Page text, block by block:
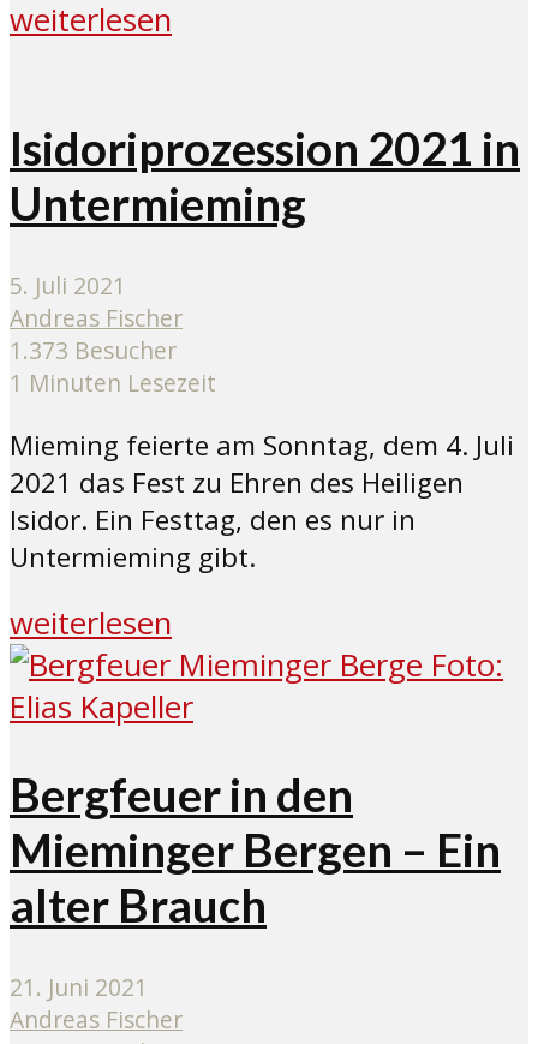
weiterlesen
Isidoriprozession 2021 in
Untermieming
5. Juli 2021
Andreas Fischer
1.373 Besucher
1 Minuten Lesezeit
Mieming feierte am Sonntag, dem 4. Juli
2021 das Fest zu Ehren des Heiligen
Isidor. Ein Festtag, den es nur in
Untermieming gibt.
weiterlesen
Bergfeuer in den
Mieminger Bergen – Ein
alter Brauch
21. Juni 2021
Andreas Fischer